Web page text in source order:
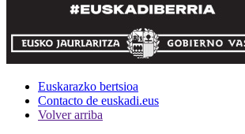
Euskarazko bertsioa
Contacto de euskadi.eus
Volver arriba